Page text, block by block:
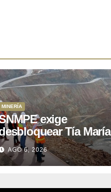
MINERÍA
exige
Tía
el proyecto de
que Perú
15 años
AGO 6, 2026